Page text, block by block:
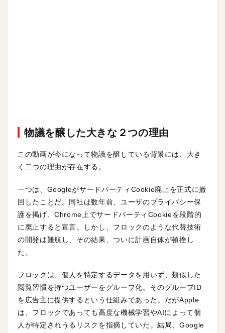
物議を醸した大きな２つの理由
この動画が今になって物議を醸している背景には、大き
く二つの理由が存在する。
一つは、GoogleがサードパーティCookie廃止を正式に撤
回したことだ。同社は数年前、ユーザのプライバシー保
護を掲げ、Chrome上でサードパーティCookieを段階的
に廃止すると宣言。しかし、フロックのような代替技術
の開発は難航し、その結果、ついに計画自体が頓挫し
た。
フロックは、個人を特定するデータを用いず、類似した
閲覧習慣を持つユーザーをグループ化。そのグループID
を広告主に提供するという仕組みであった。だがApple
は、フロックであっても高度な機械学習やAIによって個
人が特定されうるリスクを指摘していた。結局、Google